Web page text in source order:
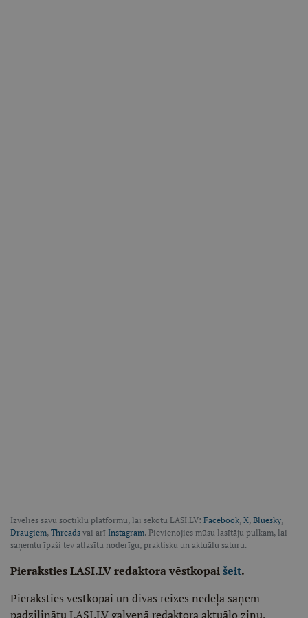
Izvēlies savu soctīklu platformu, lai sekotu LASI.LV: Facebook, X, Bluesky,
Draugiem, Threads vai arī Instagram. Pievienojies mūsu lasītāju pulkam, lai
saņemtu īpaši tev atlasītu noderīgu, praktisku un aktuālu saturu.
Pieraksties LASI.LV redaktora vēstkopaišeit.
Pieraksties vēstkopai un divas reizes nedēļā saņem
padziļinātu LASI.LV galvenā redaktora aktuālo ziņu,